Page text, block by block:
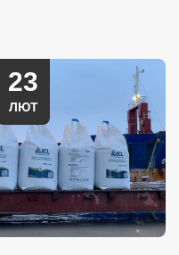
23
ЛЮТ